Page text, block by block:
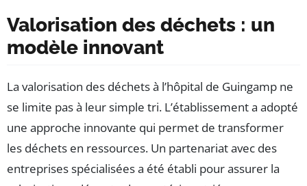
Valorisation des déchets : un
modèle innovant
La valorisation des déchets à l’hôpital de Guingamp ne
se limite pas à leur simple tri. L’établissement a adopté
une approche innovante qui permet de transformer
les déchets en ressources. Un partenariat avec des
entreprises spécialisées a été établi pour assurer la